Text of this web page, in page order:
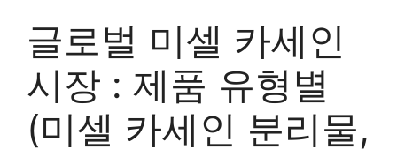
글로벌 미셀 카세인
시장 : 제품 유형별
(미셀 카세인 분리물,